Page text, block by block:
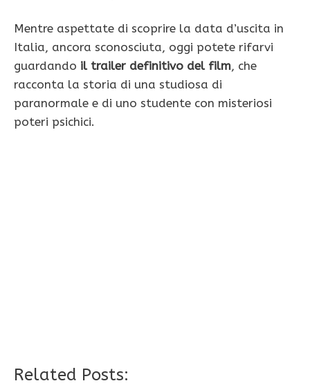
Mentre aspettate di scoprire la data d’uscita in
Italia, ancora sconosciuta, oggi potete rifarvi
guardando il trailer definitivo del film, che
racconta la storia di una studiosa di
paranormale e di uno studente con misteriosi
poteri psichici.
Related Posts: